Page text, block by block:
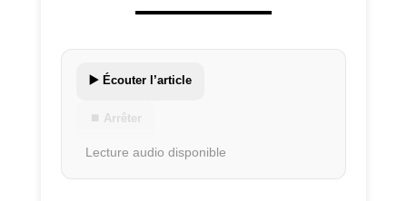
▶️ Écouter l’article
⏹ Arrêter
Lecture audio disponible